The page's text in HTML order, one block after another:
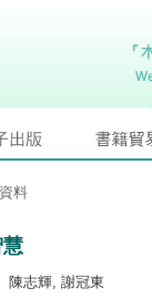
料
陳志輝, 謝冠東